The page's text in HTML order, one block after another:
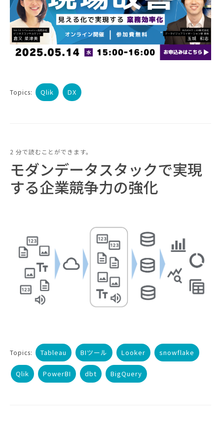
Topics: Qlik DX
2 分で読むことができます。
モダンデータスタックで実現
する企業競争力の強化
Topics: Tableau BIツール Looker snowflake
Qlik PowerBI dbt BigQuery